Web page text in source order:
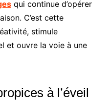
qui continue d’opérer
C’est cette
stimule
et ouvre la voie à une
à l’éveil